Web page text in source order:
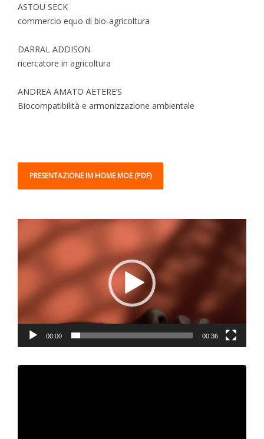
ASTOU SECK
commercio equo di bio-agricoltura
DARRAL ADDISON
ricercatore in agricoltura
ANDREA AMATO AETERE’S
Biocompatibilità e armonizzazione ambientale
PRESENTAZIONE IM HOME MOE (PDF)
Player
00:00 00:36